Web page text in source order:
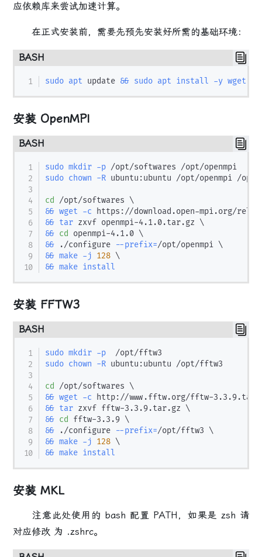
应依赖库来尝试加速计算。
在正式安装前，需要先预先安装好所需的基础环境：
BASH
sudo apt update && sudo apt install -y wget
安装 OpenMPI
BASH
sudo mkdir -p
sudo chown -R ubuntu:ubuntu /opt/openmpi /opt/
cd /opt/softwares \
&& wget -c https://download.open-mpi.org/
&& tar zxvf openmpi-4.1.0.tar.gz \
&& cd openmpi-4.1.0 \
&& ./configure --prefix=/opt/openmpi \
&& make -j 128 \
&& make install
安装 FFTW3
BASH
sudo mkdir -p
sudo chown -R ubuntu:ubuntu /opt/fftw3
cd /opt/softwares \
&& wget -c http://www.fftw.org/fftw-
&& tar zxvf fftw-3.3.9.tar.gz \
&& cd fftw-3.3.9 \
&& ./configure --prefix=/opt/fftw3 \
&& make -j 128 \
&& make install
安装 MKL
注意此处使用的 bash 配置 PATH，如果是 zsh 请
对应修改 为 .zshrc。